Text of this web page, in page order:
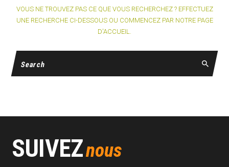
VOUS NE TROUVEZ PAS CE QUE VOUS RECHERCHEZ ? EFFECTUEZ
UNE RECHERCHE CI-DESSOUS OU COMMENCEZ PAR NOTRE PAGE
D'ACCUEIL
SUIVEZnous